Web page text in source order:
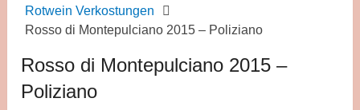
Rotwein Verkostungen
Rosso di Montepulciano 2015 – Poliziano
Rosso di Montepulciano 2015 –
Poliziano